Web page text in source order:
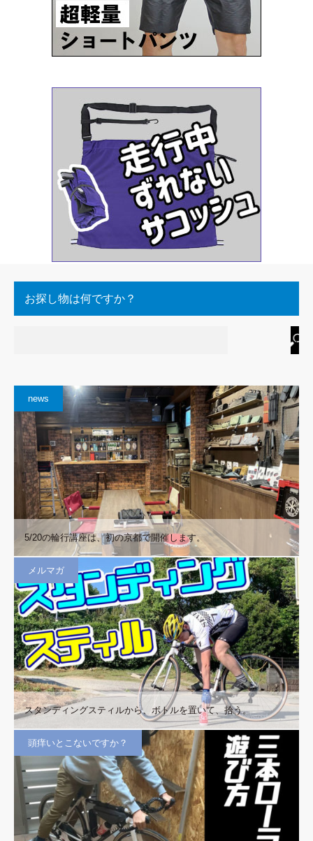
お探し物は何ですか？
news
5/20の輪行講座は、初の京都で開催します。
メルマガ
スタンディングスティルから、ボトルを置いて、拾う。
頭痒いとこないですか？